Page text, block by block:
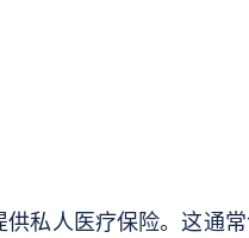
私人医疗保险。这通